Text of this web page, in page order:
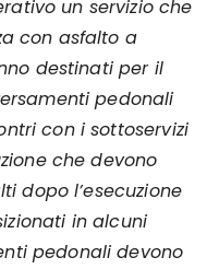
un servizio che
con asfalto a
destinati per il
pedonali
con i sottoservizi
che devono
dopo l’esecuzione
in alcuni
pedonali devono